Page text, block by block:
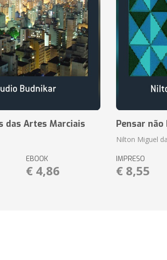
das Artes Marciais
EBOOK
€ 4,86
Pensar não
Nilton Miguel
IMPRESO
€ 8,55